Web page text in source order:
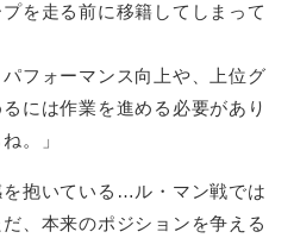
を走る前に移籍してしまって
パフォーマンス向上や、上位グ
には作業を進める必要があり
。」
抱いている…ル・マン戦では
、本来のポジションを争える